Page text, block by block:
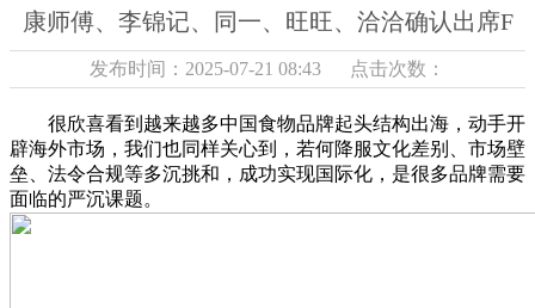
康师傅、李锦记、同一、旺旺、洽洽确认出席F
发布时间：2025-07-21 08:43 点击次数：
很欣喜看到越来越多中国食物品牌起头结构出海，动手开
辟海外市场，我们也同样关心到，若何降服文化差别、市场壁
垒、法令合规等多沉挑和，成功实现国际化，是很多品牌需要
面临的严沉课题。